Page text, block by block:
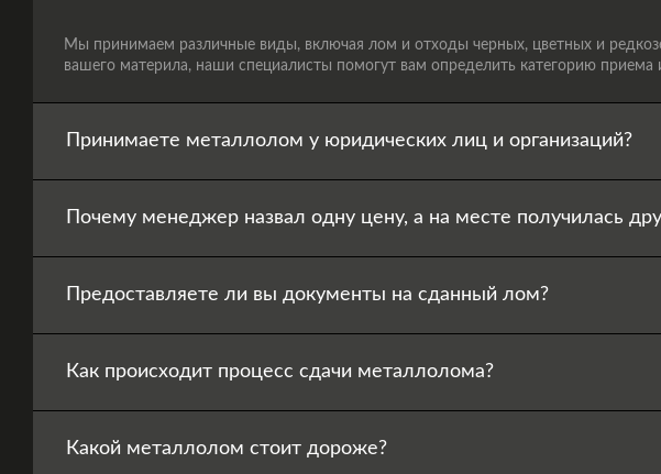
Мы принимаем различные виды, включая лом и отходы черных, цветных и
вашего материла, наши специалисты помогут вам определить категорию приема
Принимаете металлолом у юридических лиц и организаций?
Почему менеджер назвал одну цену, а на месте получилась
Предоставляете ли вы документы на сданный лом?
Как происходит процесс сдачи металлолома?
Какой металлолом стоит дороже?